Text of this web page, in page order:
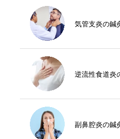
気管支炎の鍼
逆流性食道炎
副鼻腔炎の鍼